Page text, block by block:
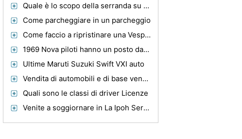
Quale è lo scopo della serranda su un molle valvole ?
Come parcheggiare in un parcheggio
Come faccio a ripristinare una Vespa Scooter ?
1969 Nova piloti hanno un posto da chiamare casa
Ultime Maruti Suzuki Swift VXI auto
Vendita di automobili e di base venditore di auto Tips
Quali sono le classi di driver Licenze
Venite a soggiornare in La Ipoh Service Apartment. E 'davvero benefico